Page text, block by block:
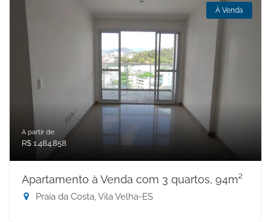
À Venda
A partir de:
R$ 1.484.858
Apartamento à Venda com 3 quartos, 94m²
Praia da Costa, Vila Velha-ES